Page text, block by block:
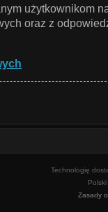
użytkownikom
oraz z
Technologię
Zasady